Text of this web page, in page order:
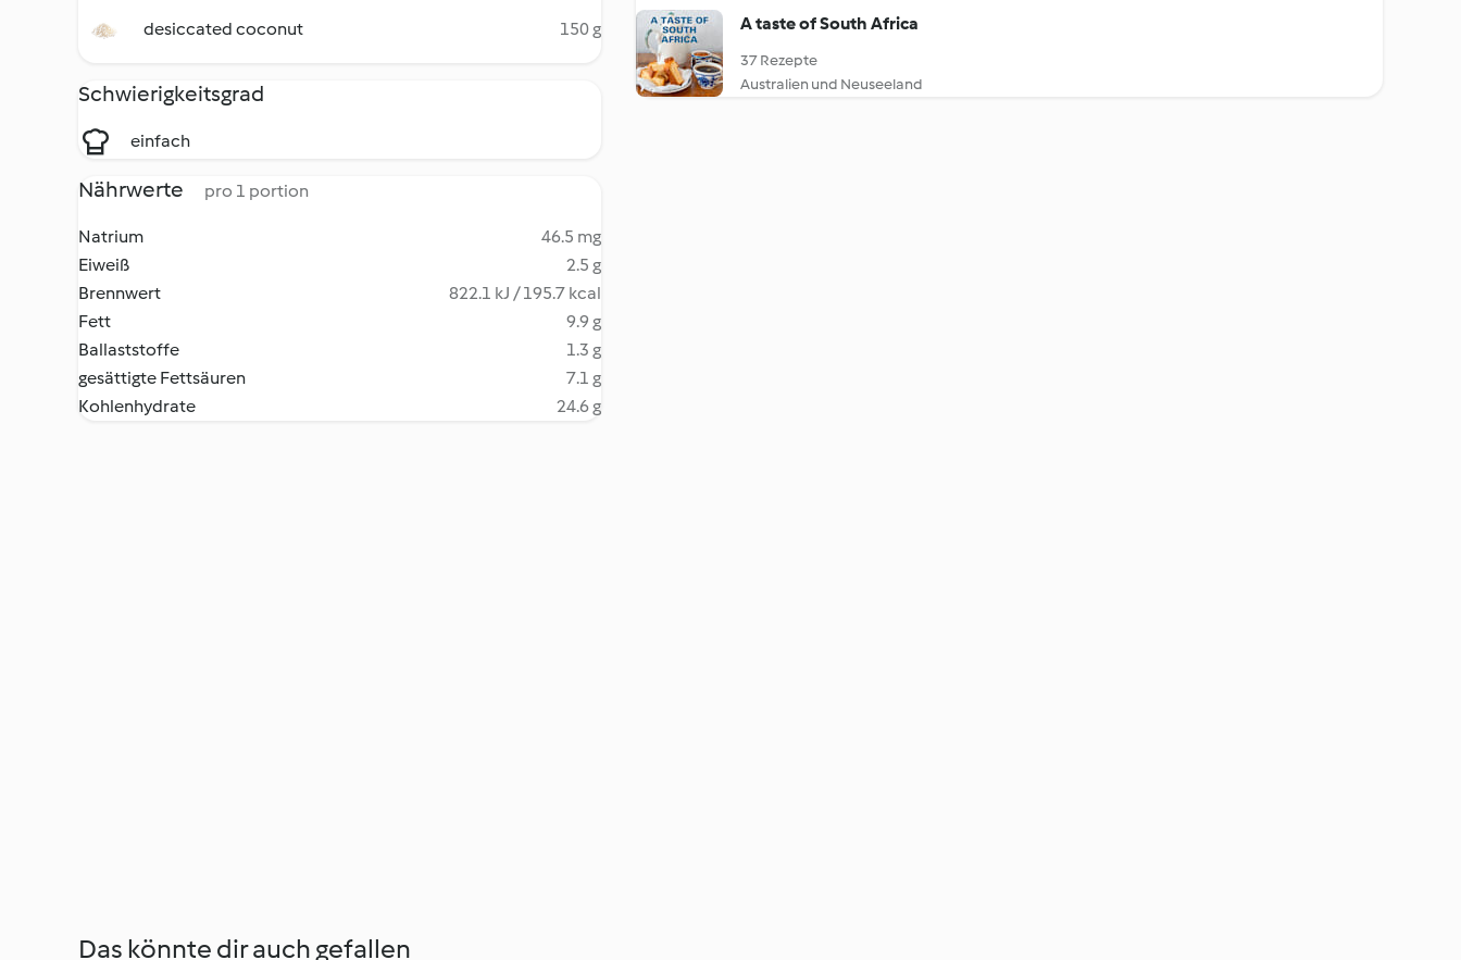
desiccated coconut 150 g
Schwierigkeitsgrad
einfach
Nährwerte pro 1 portion
Natrium
46.5 mg
Eiweiß
2.5 g
Brennwert
822.1 kJ / 195.7 kcal
Fett
9.9 g
Ballaststoffe
1.3 g
gesättigte Fettsäuren
7.1 g
Kohlenhydrate
24.6 g
A taste of South Africa
37 Rezepte
Australien und Neuseeland
Das könnte dir auch gefallen